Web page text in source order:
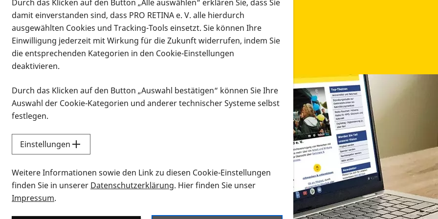
Infomaterial
Infomaterial
Vorlesen
Alle Infomaterialien in verschiedenen Formaten an
Sie möchten wissen, wie Sie nach Infonmaterial suchen und dieses bestellen bzw. herunterladen
Durch das Klicken auf den Button „Alle auswählen“ erklären Sie, dass Sie
damit einverstanden sind, dass PRO RETINA e. V. alle hierdurch
ausgewählten Cookies und Tracking-Tools einsetzt. Sie können Ihre
Einwilligung jederzeit mit Wirkung für die Zukunft widerrufen, indem Sie
die entsprechenden Kategorien in den Cookie-Einstellungen
deaktivieren.
Durch das Klicken auf den Button „Auswahl bestätigen“ können Sie Ihre
Auswahl der Cookie-Kategorien und anderer technischer Systeme selbst
festlegen.
Einstellungen
Weitere Informationen sowie den Link zu diesen Cookie-Einstellungen
finden Sie in unserer Datenschutzerklärung. Hier finden Sie unser
Impressum.